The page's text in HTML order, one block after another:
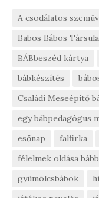
A csodálatos
Babos Bábos
BÁBbeszéd kártya
bábkészítés
Családi Meseépítő
egy bábpedagógus
esőnap
falfirka
félelmek oldása
gyümölcsbábok